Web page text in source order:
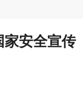
家安全宣传